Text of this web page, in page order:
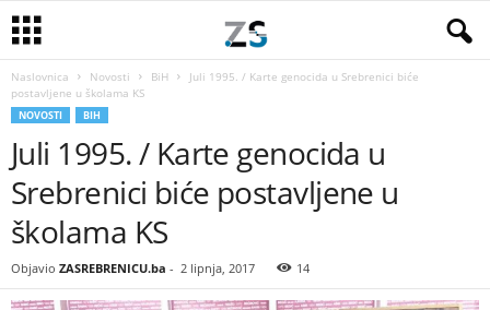
Naslovnica Novosti BiH
Juli 1995. / Karte genocida u Srebrenici biće
postavljene u školama KS
NOVOSTI BIH
Juli 1995. / Karte genocida u
Srebrenici biće postavljene u
školama KS
Objavio ZASREBRENICU.ba - 2 lipnja, 2017 14